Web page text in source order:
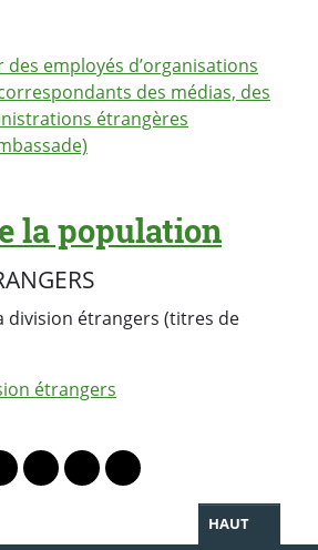
des employés d’organisations
des médias, des
étrangères
la population
division étrangers (titres de
étrangers
Mastodon
profil Bluesky
le profil Instagram
vers le profil Linkedin
Lien vers le profil Facebook
Lien vers le profil Twitter
Partager par WhatsApp
HAUT